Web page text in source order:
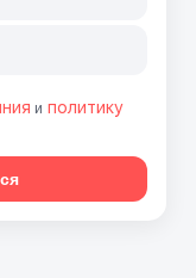
и политику